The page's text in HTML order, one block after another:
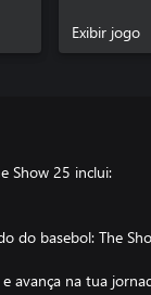
Exibir jogo
Show 25 inclui:
do basebol: The
avança na tua